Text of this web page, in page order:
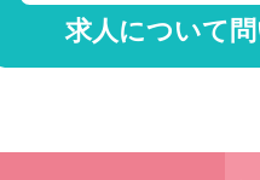
求人について